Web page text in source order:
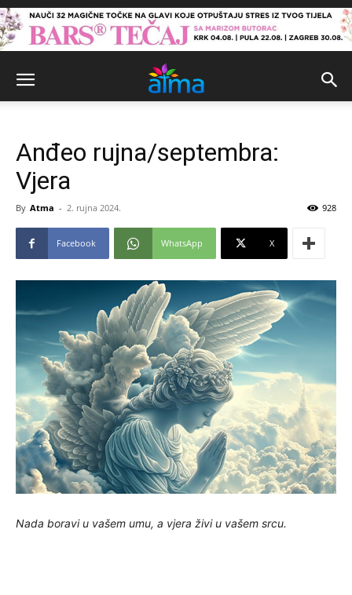
Anđeo rujna/septembra:
Vjera
By Atma - 2. rujna 2024. 928
Facebook WhatsApp X
Nada boravi u vašem umu, a vjera živi u vašem srcu.